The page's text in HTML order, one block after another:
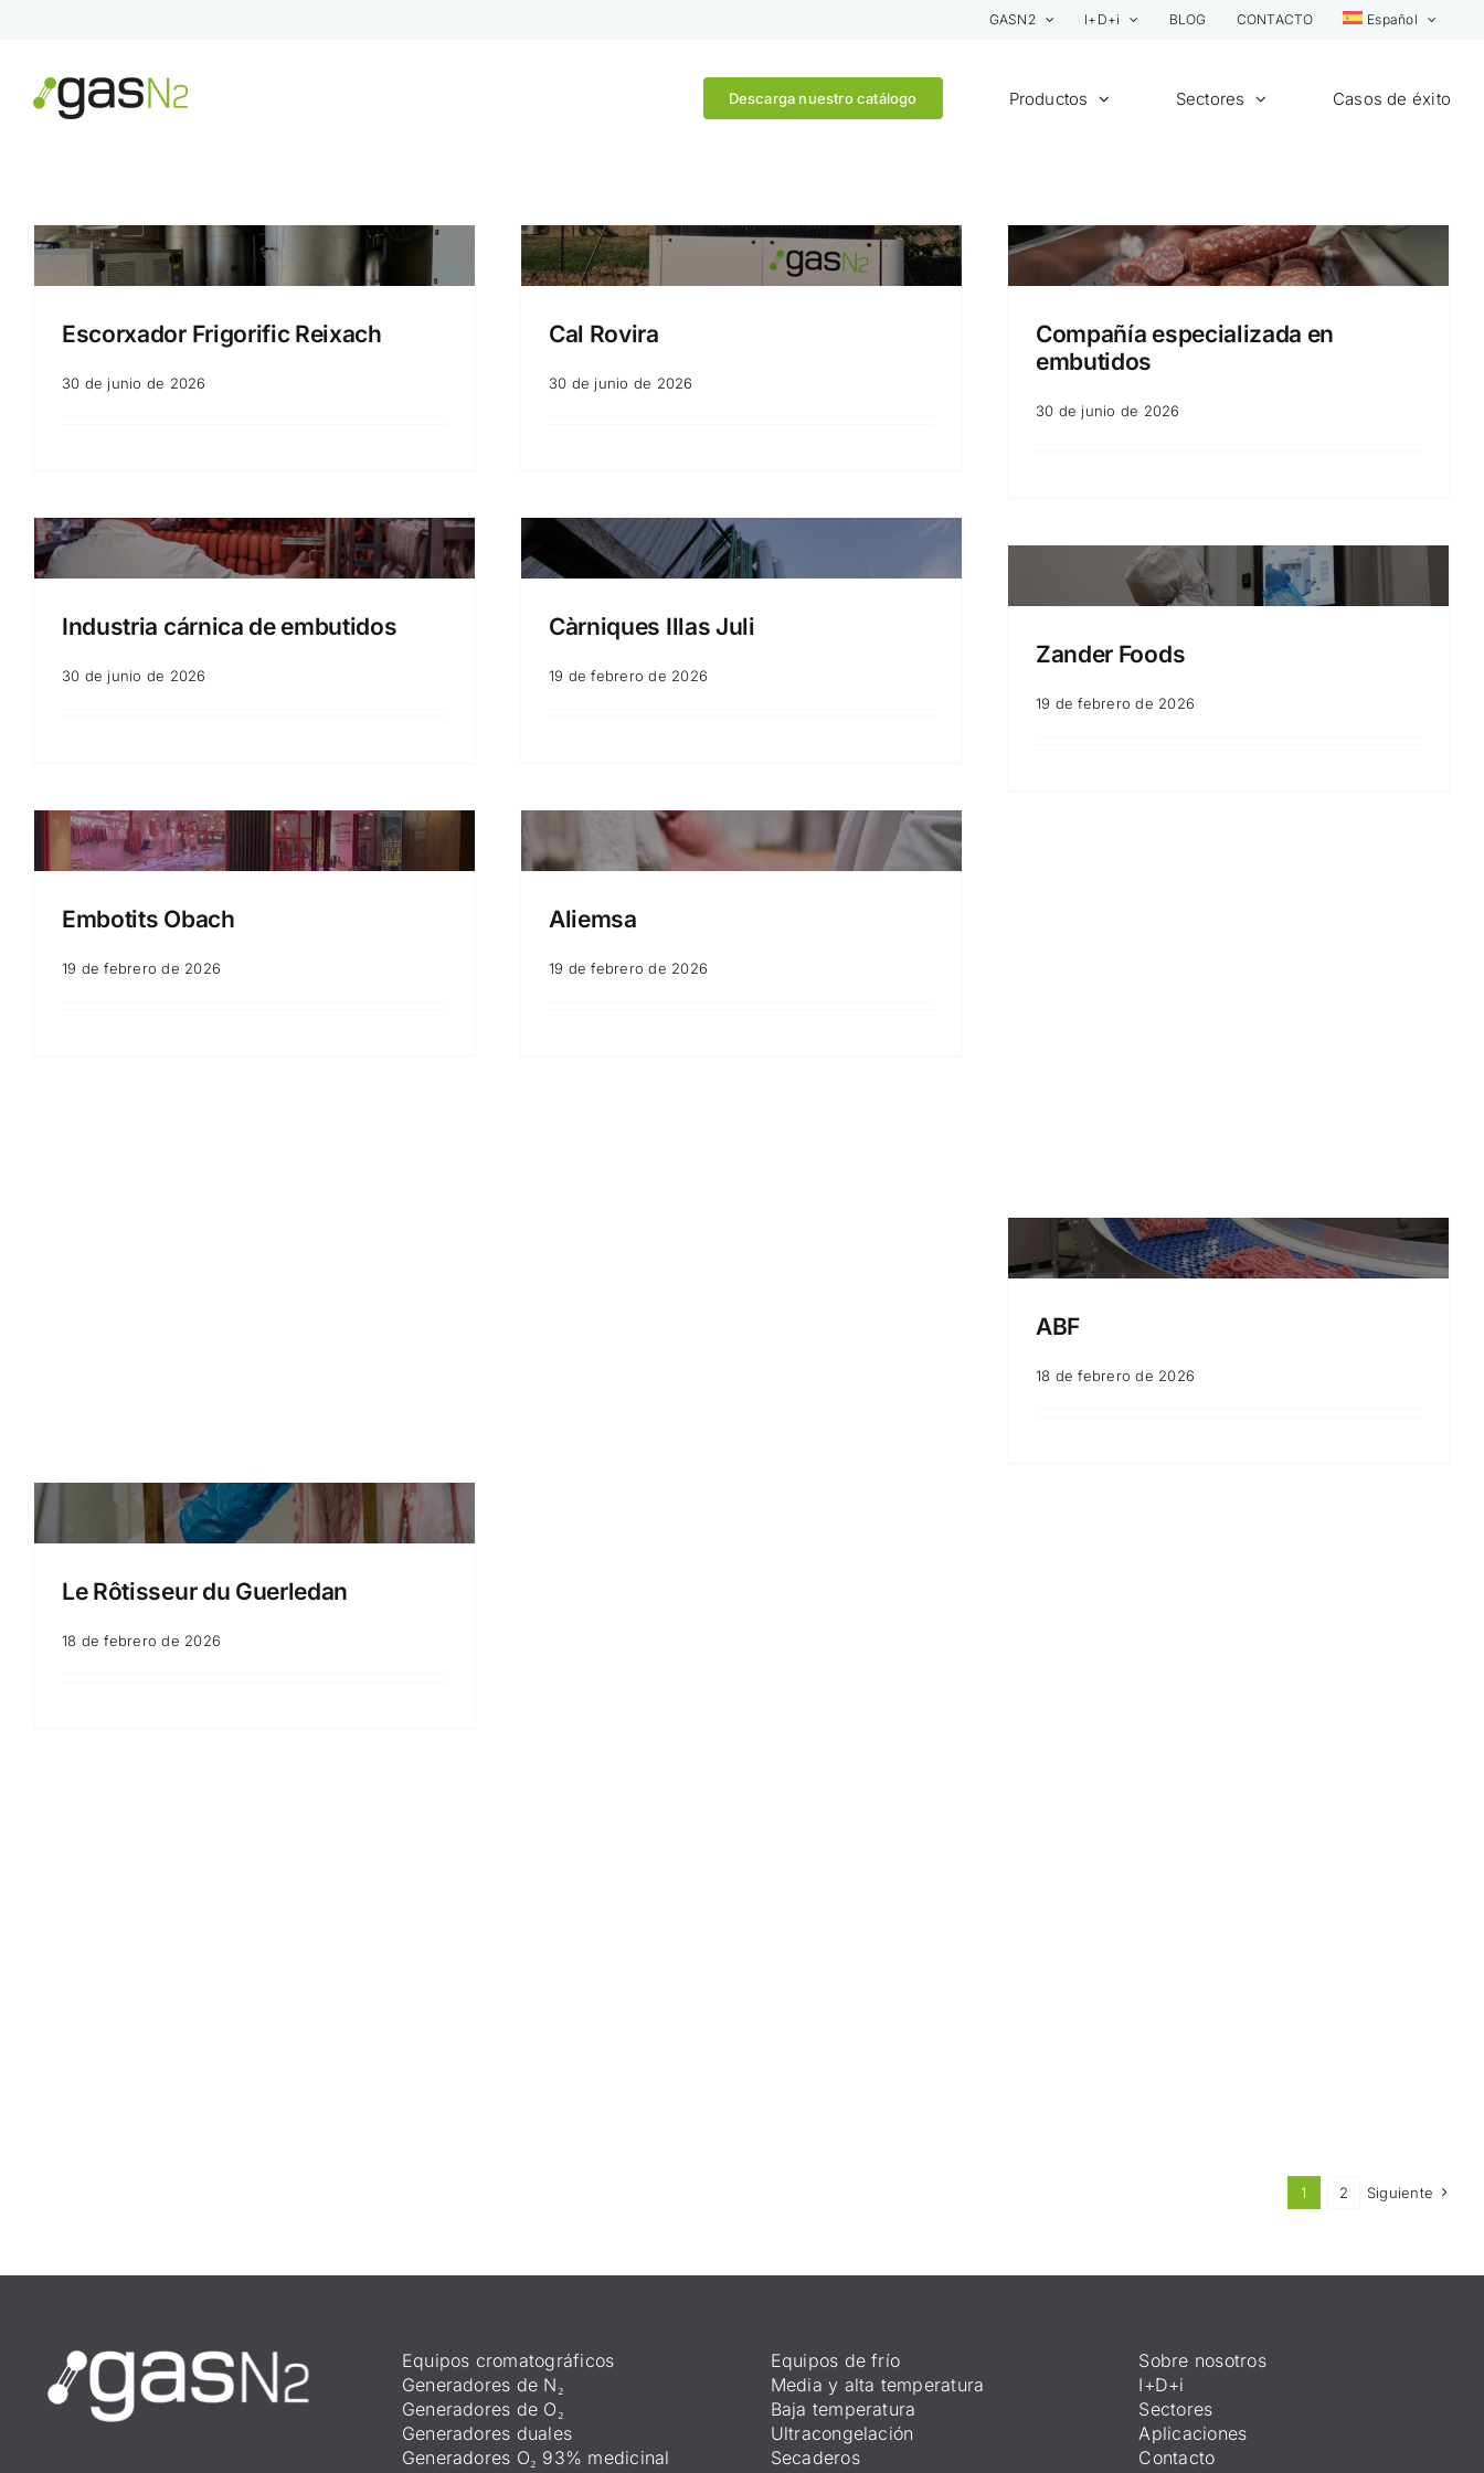
GASN2 I+D+i BLOG CONTACTO Español
Descarga nuestro catálogo Productos Sectores Casos de éxito
Escorxador Frigorific Reixach
30 de junio de 2026
Cal Rovira
30 de junio de 2026
Compañía especializada en
embutidos
30 de junio de 2026
Industria cárnica de embutidos
30 de junio de 2026
Càrniques Illas Juli
19 de febrero de 2026
Zander Foods
19 de febrero de 2026
Embotits Obach
19 de febrero de 2026
Aliemsa
19 de febrero de 2026
ABF
18 de febrero de 2026
Le Rôtisseur du Guerledan
18 de febrero de 2026
1 2 Siguiente
Equipos cromatográficos
Generadores de N₂
Generadores de O₂
Generadores duales
Generadores O₂ 93% medicinal
Equipos de frío
Media y alta temperatura
Baja temperatura
Ultracongelación
Secaderos
Sobre nosotros
I+D+i
Sectores
Aplicaciones
Contacto